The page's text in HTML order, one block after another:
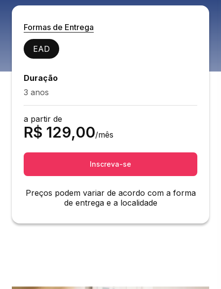
Formas de Entrega
EAD
Duração
3 anos
a partir de
R$ 129,00/mês
Inscreva-se
Preços podem variar de acordo com a forma
de entrega e a localidade